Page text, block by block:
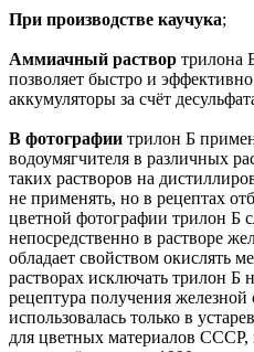
При производстве каучука;
Аммиачный раствор трилона
позволяет быстро и
аккумуляторы за счёт
В фотографии трилон Б
водоумягчителя в различных
таких растворов на
не применять, но в рецептах
цветной фотографии трилон Б
непосредственно в растворе
обладает свойством окислять
растворах исключать трилон Б
рецептура получения железной
использовалась только в
для цветных материалов